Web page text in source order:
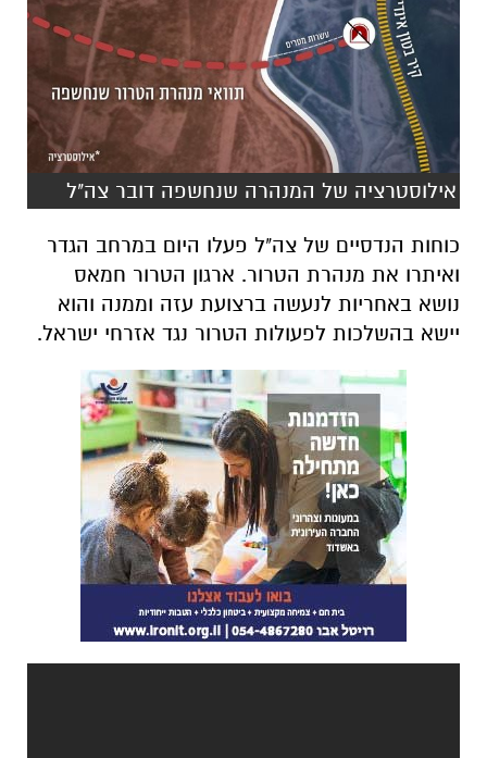
אילוסטרציה של המנהרה שנחשפה דובר צה"ל
כוחות הנדסיים של צה"ל פעלו היום במרחב הגדר
ואיתרו את מנהרת הטרור. ארגון הטרור חמאס
נושא באחריות לנעשה ברצועת עזה וממנה והוא
יישא בהשלכות לפעולות הטרור נגד אזרחי ישראל.